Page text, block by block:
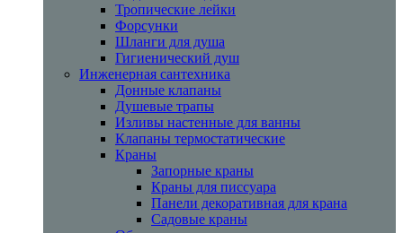
Тропические лейки
Форсунки
Шланги для душа
Гигиенический душ
Инженерная сантехника
Донные клапаны
Душевые трапы
Изливы настенные для ванны
Клапаны термостатические
Краны
Запорные краны
Краны для писсуара
Панели декоративная для крана
Садовые краны